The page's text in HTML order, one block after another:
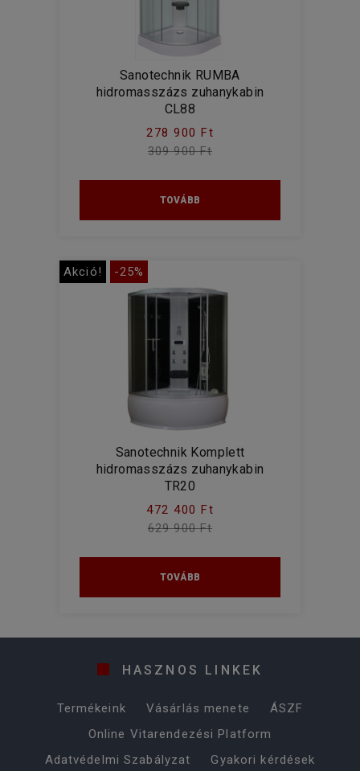
Sanotechnik RUMBA
hidromasszázs zuhanykabin
CL88
278 900 Ft
309 900 Ft
TOVÁBB
Akció! -25%
Sanotechnik Komplett
hidromasszázs zuhanykabin
TR20
472 400 Ft
629 900 Ft
TOVÁBB
HASZNOS LINKEK
Termékeink Vásárlás menete
ÁSZF
Online Vitarendezési Platform
Adatvédelmi Szabályzat
Gyakori kérdések